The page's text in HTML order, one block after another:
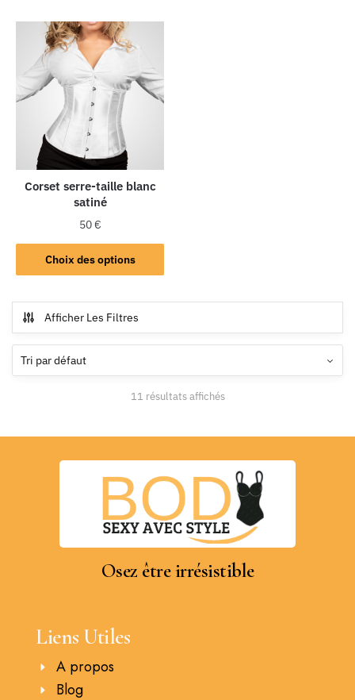
Corset serre-taille blanc
satiné
50€
Choix des options
Afficher Les Filtres
11 résultats affichés
Osez être irrésistible
Liens Utiles
A propos
Blog